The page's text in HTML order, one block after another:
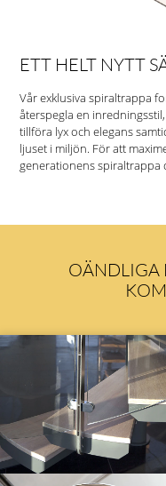
ETT HELT NYTT
Vår exklusiva spiraltrappa
återspegla en
tillföra lyx och elegans
ljuset i miljön. För att
generationens spiraltrappa
OÄNDLIGA